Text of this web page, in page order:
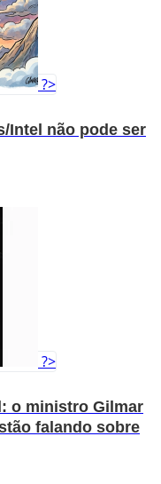
?>
Intel não pode ser
?>
o ministro Gilmar
falando sobre